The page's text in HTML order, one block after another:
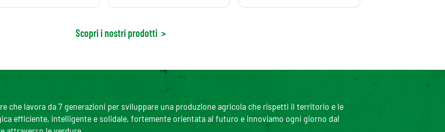
Scopri i nostri prodotti >
che lavora da 7 generazioni per sviluppare una produzione agricola che rispetti il territorio e le
efficiente, intelligente e solidale, fortemente orientata al futuro e innoviamo ogni giorno dal